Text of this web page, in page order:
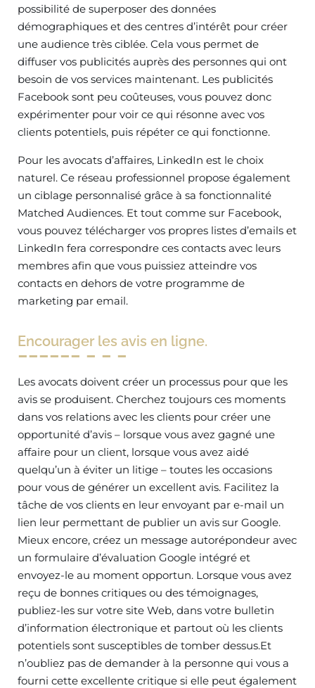
possibilité de superposer des données
démographiques et des centres d’intérêt pour créer
une audience très ciblée. Cela vous permet de
diffuser vos publicités auprès des personnes qui ont
besoin de vos services maintenant. Les publicités
Facebook sont peu coûteuses, vous pouvez donc
expérimenter pour voir ce qui résonne avec vos
clients potentiels, puis répéter ce qui fonctionne.
Pour les avocats d’affaires, LinkedIn est le choix
naturel. Ce réseau professionnel propose également
un ciblage personnalisé grâce à sa fonctionnalité
Matched Audiences. Et tout comme sur Facebook,
vous pouvez télécharger vos propres listes d’emails et
LinkedIn fera correspondre ces contacts avec leurs
membres afin que vous puissiez atteindre vos
contacts en dehors de votre programme de
marketing par email.
Encourager les avis en ligne.
Les avocats doivent créer un processus pour que les
avis se produisent. Cherchez toujours ces moments
dans vos relations avec les clients pour créer une
opportunité d’avis – lorsque vous avez gagné une
affaire pour un client, lorsque vous avez aidé
quelqu’un à éviter un litige – toutes les occasions
pour vous de générer un excellent avis. Facilitez la
tâche de vos clients en leur envoyant par e-mail un
lien leur permettant de publier un avis sur Google.
Mieux encore, créez un message autorépondeur avec
un formulaire d’évaluation Google intégré et
envoyez-le au moment opportun. Lorsque vous avez
reçu de bonnes critiques ou des témoignages,
publiez-les sur votre site Web, dans votre bulletin
d’information électronique et partout où les clients
potentiels sont susceptibles de tomber dessus.Et
n’oubliez pas de demander à la personne qui vous a
fourni cette excellente critique si elle peut également